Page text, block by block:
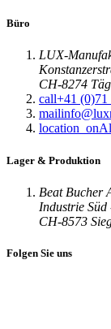
Büro
LUX-
CH-8274
call+41 (0)71
mail
location_on
Lager & Produktion
Beat Bucher
Industrie Süd
CH-8573
Folgen Sie uns